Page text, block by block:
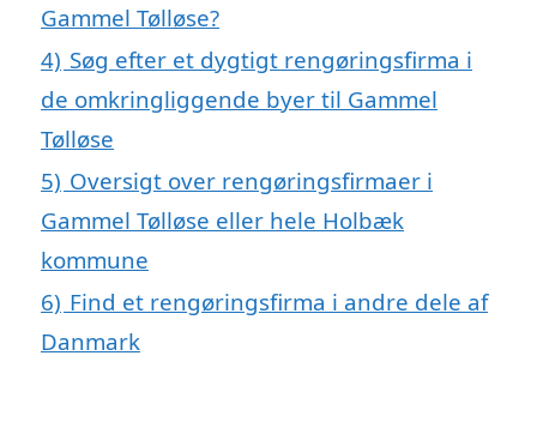
Gammel Tølløse?
4) Søg efter et dygtigt rengøringsfirma i
de omkringliggende byer til Gammel
Tølløse
5) Oversigt over rengøringsfirmaer i
Gammel Tølløse eller hele Holbæk
kommune
6) Find et rengøringsfirma i andre dele af
Danmark